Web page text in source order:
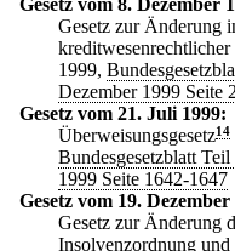
Gesetz vom 8. Dezember
Gesetz zur Änderung
1999,
Dezember 1999 Seite
Gesetz vom 21. Juli 1999:
Überweisungsgesetz14
Bundesgesetzblatt
1999 Seite 1642-1647
Gesetz vom 19. Dezember
Gesetz zur Änderung
Insolvenzordnung